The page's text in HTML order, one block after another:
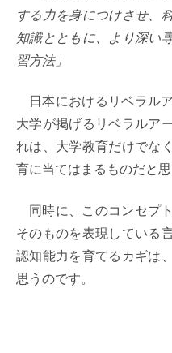
する力を身につけさせ、
知識とともに、より深い
習方法」
日本におけるリベラルアーツの先駆である国際基督教
大学が掲げるリベラルア
れは、大学教育だけでな
育に当てはまるものだと思
同時に、このコンセプトは、そのまま「非認知能力」
そのものを表現している
認知能力を育てるカギは
思うのです。